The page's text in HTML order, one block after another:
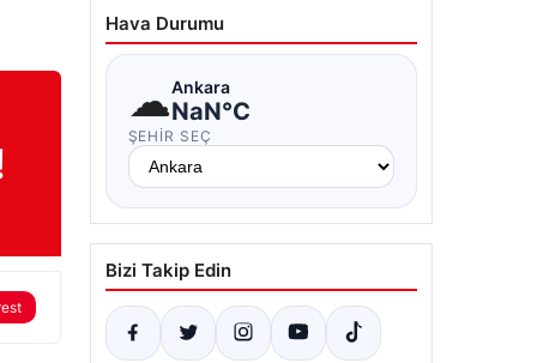
Hava Durumu
☁Ankara
NaN°C
ŞEHIR SEÇ
Bizi Takip Edin